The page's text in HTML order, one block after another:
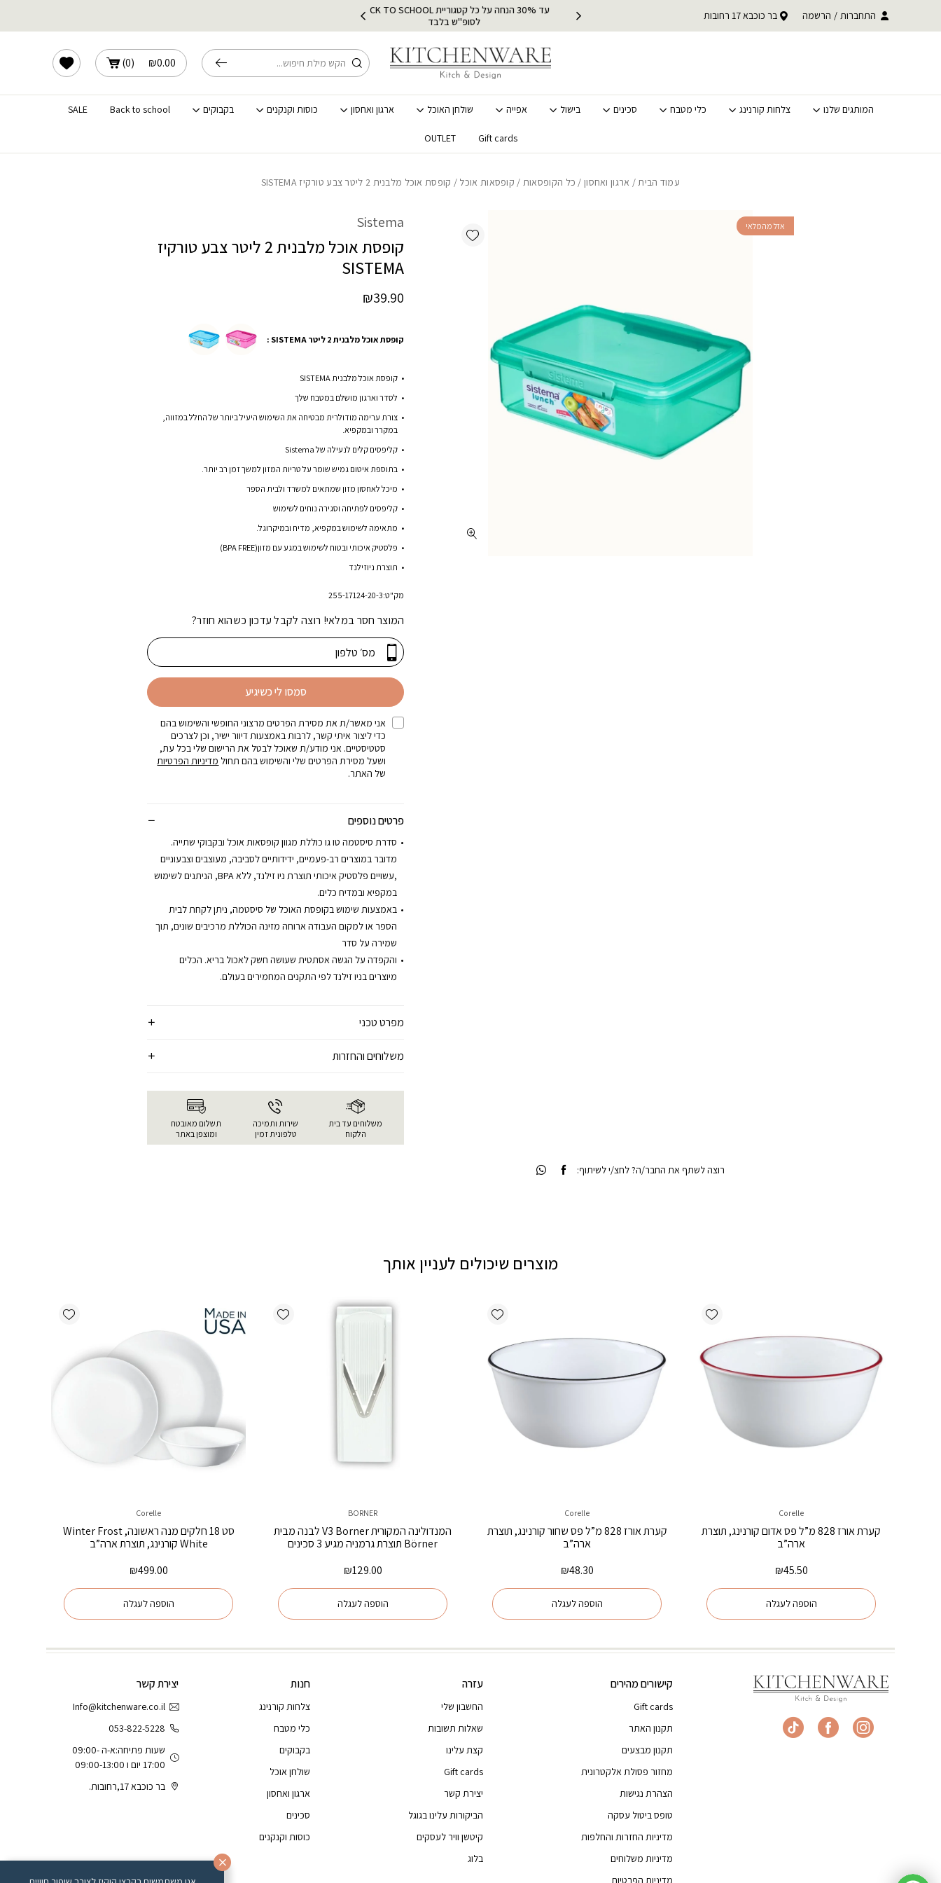
עד 30% הנחה על כל קטגוריית BACK TO SCHOOL
לסופ"ש בלבד
משלוחים מהירים לכל הארץ
עד 30% הנחה על כל קטגוריית BACK TO SCHOOL
לסופ"ש בלבד
התחברות / הרשמה בר כוכבא 17 רחובות
חיפוש ₪0.00
(
0
)
המותגים שלנו צלחות קורנינג כלי מטבח סכינים בישול אפייה שולחן האוכל ארגון ואחסון כוסות וקנקנים בקבוקים Back to school
SALE
Gift cards
OUTLET
עמוד הבית/ ארגון ואחסון / כל הקופסאות / קופסאות אוכל / קופסת אוכל מלבנית 2 ליטר צבע טורקיז SISTEMA
Sistema
קופסת אוכל מלבנית 2 ליטר צבע טורקיז
SISTEMA
₪39.90
קופסת אוכל מלבנית SISTEMA
לסדר וארגון מושלם במטבח שלך
צורת ערימה מודולרית מבטיחה את השימוש היעיל ביותר של החלל במזווה,
במקרר ובמקפיא.
קליפסים קלים לנעילה של Sistema
בתוספת איטום גמיש שומר על טריות המזון למשך זמן רב יותר.
מיכל לאחסון מזון שמתאים למשרד ולבית הספר
קליפסים לפתיחה וסגירה נוחים לשימוש
מתאימה לשימוש במקפיא, מדיח ובמיקרוגל.
פלסטיק איכותי ובטוח לשימוש במגע עם מזון(BPA FREE)
תוצרת ניוזילנד
קופסת אוכל מלבנית 2 ליטר SISTEMA :
מק"ט:255-17124-20-3
המוצר חסר במלאי! רוצה לקבל עדכון כשהוא חוזר?
סמסו לי כשיגיע
אני מאשר/ת את מסירת הפרטים מרצוני החופשי והשימוש בהם
כדי ליצור איתי קשר, לרבות באמצעות דיוור ישיר, וכן לצרכים
סטטיסטיים. אני מודע/ת שאוכל לבטל את הרישום שלי בכל עת,
ושעל מסירת הפרטים שלי והשימוש בהם תחול מדיניות הפרטיות
של האתר.
פרטים נוספים
סדרת סיסטמה טו גו כוללת מגוון קופסאות אוכל ובקבוקי שתייה.
מדובר במוצרים רב-פעמיים, ידידותיים לסביבה, מעוצבים וצבעוניים
,עשויים פלסטיק איכותי תוצרת ניו זילנד, ללא BPA, הניתנים לשימוש
במקפיא ובמדיח כלים.
באמצעות שימוש בקופסת האוכל של סיסטמה, ניתן לקחת לבית
הספר או למקום העבודה ארוחה מזינה הכוללת מרכיבים שונים, תוך
שמירה על סדר
והקפדה על הגשה אסתטית שעושה חשק לאכול בריא. הכלים
מיוצרים בניו זילנד לפי התקנים המחמירים בעולם.
מפרט טכני
משלוחים והחזרות
משלוחים עד בית
הלקוח
שירות ותמיכה
טלפונית זמין
תשלום מאובטח
ומוצפן באתר
אזל מהמלאי Add wishlist
רוצה לשתף את החבר/ה? לחצ/י לשיתוף:
מוצרים שיכולים לעניין אותך
Add wishlist
Corelle
קערת אורז 828 מ”ל פס אדום קורנינג, תוצרת
ארה”ב
₪45.50
הוספה לעגלה
Add wishlist
Corelle
קערת אורז 828 מ”ל פס שחור קורנינג, תוצרת
ארה”ב
₪48.30
הוספה לעגלה
Add wishlist
BORNER
המנדולינה המקורית V3 Borner לבנה מבית
Börner תוצרת גרמניה מגיע 3 סכינים
₪129.00
הוספה לעגלה
Add wishlist
Corelle
סט 18 חלקים מנה ראשונה, Winter Frost
White קורנינג, תוצרת ארה”ב
₪499.00
הוספה לעגלה
קישורים מהירים
Gift cards
תקנון האתר
תקנון מבצעים
מחזור פסולת אלקטרונית
הצהרת נגישות
טופס ביטול עסקה
מדיניות החזרות והחלפות
מדיניות משלוחים
עזרה
החשבון שלי
שאלות תשובות
קצת עלינו
Gift cards
יצירת קשר
הביקורות עלינו בגוגל
קיטשן וויר לעסקים
בלוג
חנות
צלחות קורנינג
כלי מטבח
בקבוקים
שולחן אוכל
ארגון ואחסון
סכינים
כוסות וקנקנים
יצירת קשר
Info@kitchenware.co.il
053-822-5228
שעות פתיחה:א-ה 09:00-
17:00 יום ו 09:00-13:00
בר כוכבא 17,רחובות.